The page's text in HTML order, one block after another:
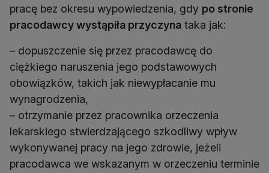
pracę bez okresu wypowiedzenia, gdy po stronie
pracodawcy wystąpiła przyczyna taka jak:
– dopuszczenie się przez pracodawcę do
ciężkiego naruszenia jego podstawowych
obowiązków, takich jak niewypłacanie mu
wynagrodzenia,
– otrzymanie przez pracownika orzeczenia
lekarskiego stwierdzającego szkodliwy wpływ
wykonywanej pracy na jego zdrowie, jeżeli
pracodawca we wskazanym w orzeczeniu terminie